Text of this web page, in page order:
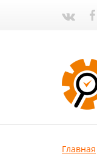
Главная